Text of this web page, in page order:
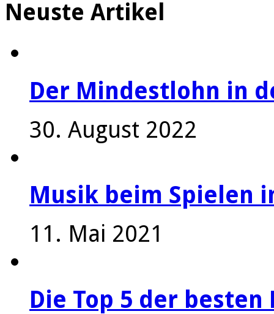
Neuste Artikel
Der Mindestlohn in
30. August 2022
Musik beim Spielen
11. Mai 2021
Die Top 5 der besten